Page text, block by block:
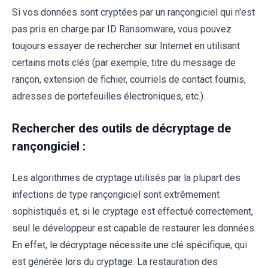
Si vos données sont cryptées par un rançongiciel qui n'est
pas pris en charge par ID Ransomware, vous pouvez
toujours essayer de rechercher sur Internet en utilisant
certains mots clés (par exemple, titre du message de
rançon, extension de fichier, courriels de contact fournis,
adresses de portefeuilles électroniques, etc.).
Rechercher des outils de décryptage de
rançongiciel :
Les algorithmes de cryptage utilisés par la plupart des
infections de type rançongiciel sont extrêmement
sophistiqués et, si le cryptage est effectué correctement,
seul le développeur est capable de restaurer les données.
En effet, le décryptage nécessite une clé spécifique, qui
est générée lors du cryptage. La restauration des